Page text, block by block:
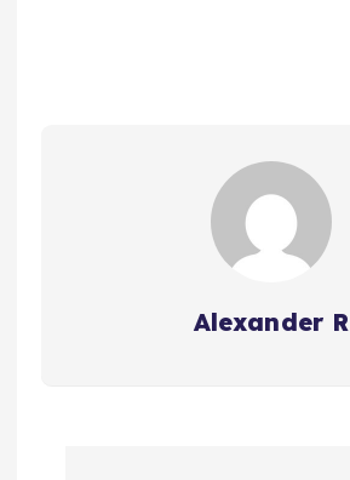
Alexander R